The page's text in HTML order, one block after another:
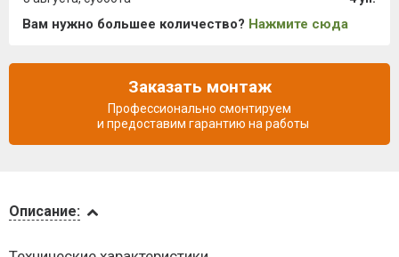
Описание:
Вам нужно большее количество? Нажмите сюда
Заказать монтаж
Профессионально смонтируем
и предоставим гарантию на работы